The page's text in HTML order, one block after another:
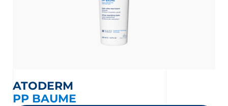
ATODERM
PP BAUME